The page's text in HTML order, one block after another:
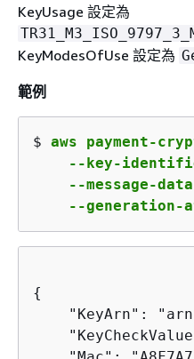
KeyUsage 設定為
KeyModesOfUse 設定為
範例
$ aws payment-
--key-
--message-
--generation-
{
"KeyArn":